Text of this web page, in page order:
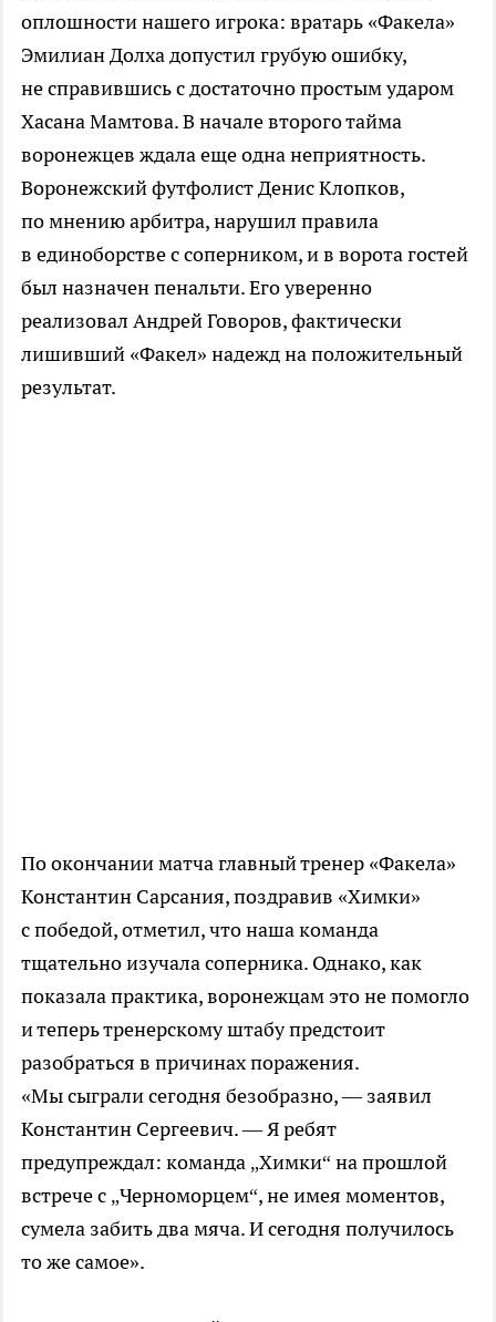
оплошности нашего игрока: вратарь «Факела»
Эмилиан Долха допустил грубую ошибку,
не справившись с достаточно простым ударом
Хасана Мамтова. В начале второго тайма
воронежцев ждала еще одна неприятность.
Воронежский футфолист Денис Клопков,
по мнению арбитра, нарушил правила
в единоборстве с соперником, и в ворота гостей
был назначен пенальти. Его уверенно
реализовал Андрей Говоров, фактически
лишивший «Факел» надежд на положительный
результат.
По окончании матча главный тренер «Факела»
Константин Сарсания, поздравив «Химки»
с победой, отметил, что наша команда
тщательно изучала соперника. Однако, как
показала практика, воронежцам это не помогло
и теперь тренерскому штабу предстоит
разобраться в причинах поражения.
«Мы сыграли сегодня безобразно, — заявил
Константин Сергеевич. — Я ребят
предупреждал: команда „Химки“ на прошлой
встрече с „Черноморцем“, не имея моментов,
сумела забить два мяча. И сегодня получилось
то же самое».